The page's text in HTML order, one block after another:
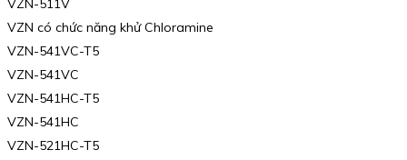
VZN-511V
VZN có chức năng khử Chloramine
VZN-541VC-T5
VZN-541VC
VZN-541HC-T5
VZN-541HC
VZN-521HC-T5